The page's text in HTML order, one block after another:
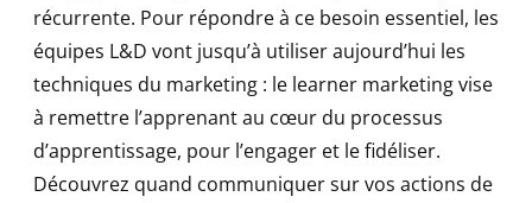
récurrente. Pour répondre à ce besoin essentiel, les
équipes L&D vont jusqu’à utiliser aujourd’hui les
techniques du marketing : le learner marketing vise
à remettre l’apprenant au cœur du processus
d’apprentissage, pour l’engager et le fidéliser.
Découvrez quand communiquer sur vos actions de